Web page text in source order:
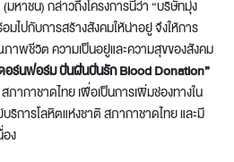
หาชน) กล่าวถึงโครงการนี้ว่า “บริษัทมุ่ง
ไปกับการสร้างสังคมให้น่าอยู่ จึงให้การ
าพชีวิต ความเป็นอยู่และความสุขของสังคม
ดอร์นฟอร์ม ปันฝันปันรักBlood Donation”
ากาชาดไทย เพื่อเป็นการเพิ่มช่องทางใน
ริการโลหิตแห่งชาติ สภากาชาดไทย และมี
ง